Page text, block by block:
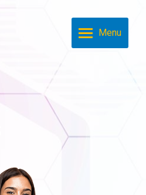
Menu